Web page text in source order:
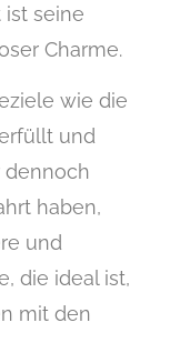
ist seine
Charme.
wie die
und
dennoch
haben,
und
die ideal ist,
mit den